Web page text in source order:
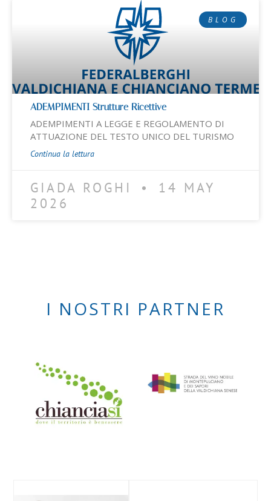
BLOG
ADEMPIMENTI Strutture Ricettive
ADEMPIMENTI A LEGGE E REGOLAMENTO DI
ATTUAZIONE DEL TESTO UNICO DEL TURISMO
Continua la lettura
GIADA ROGHI
14 MAY
2026
I NOSTRI PARTNER